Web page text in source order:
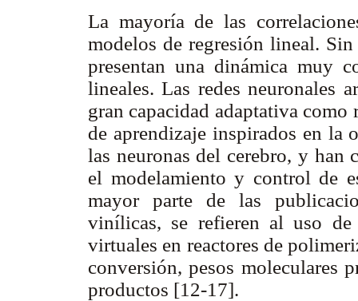
La mayoría de las
modelos de regresión lineal.
presentan una dinámica muy
lineales. Las redes neuronales
gran capacidad adaptativa
de aprendizaje inspirados en la
las neuronas del cerebro, y han
el modelamiento y control de
mayor parte de las
vinílicas, se refieren al uso de
virtuales en reactores de
conversión, pesos moleculares
productos [12-17].